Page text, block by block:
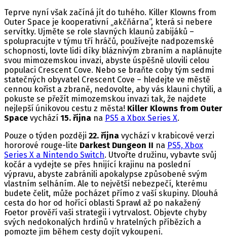
Teprve nyní však začíná jít do tuhého. Killer Klowns from
Outer Space je kooperativní „akčňárna“, která si nebere
servítky. Ujměte se role slavných klaunů zabijáků –
spolupracujte v týmu tří hráčů, používejte nadpozemské
schopnosti, lovte lidi díky bláznivým zbraním a naplánujte
svou mimozemskou invazi, abyste úspěšně ulovili celou
populaci Crescent Cove. Nebo se braňte coby tým sedmi
statečných obyvatel Crescent Cove – hledejte ve městě
cennou kořist a zbraně, nedovolte, aby vás klauni chytili, a
pokuste se přežít mimozemskou invazi tak, že najdete
nejlepší únikovou cestu z města! Killer Klowns from Outer
Space vychází 15. října na PS5 a Xbox Series X.
Pouze o týden později 22. října vychází v krabicové verzi
hororové rouge-lite Darkest Dungeon II na PS5, Xbox
Series X a Nintendo Switch. Utvořte družinu, vybavte svůj
kočár a vydejte se přes hnijící krajinu na poslední
výpravu, abyste zabránili apokalypse způsobené svým
vlastním selháním. Ale to největší nebezpečí, kterému
budete čelit, může pocházet přímo z vaší skupiny. Dlouhá
cesta do hor od hořící oblasti Sprawl až po nakažený
Foetor prověří vaši strategii i vytrvalost. Objevte chyby
svých nedokonalých hrdinů v hratelných příbězích a
pomozte jim během cesty dojít vykoupení.